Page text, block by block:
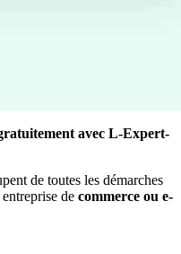
avec L-Expert-
de toutes les démarches
de commerce ou e-